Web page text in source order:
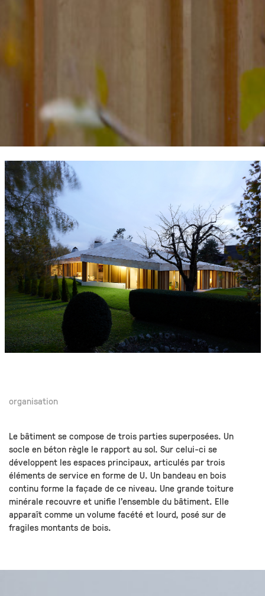
organisation
Le bâtiment se compose de trois parties superposées. Un
socle en béton règle le rapport au sol. Sur celui-ci se
développent les espaces principaux, articulés par trois
éléments de service en forme de U. Un bandeau en bois
continu forme la façade de ce niveau. Une grande toiture
minérale recouvre et unifie l’ensemble du bâtiment. Elle
apparaît comme un volume facété et lourd, posé sur de
fragiles montants de bois.